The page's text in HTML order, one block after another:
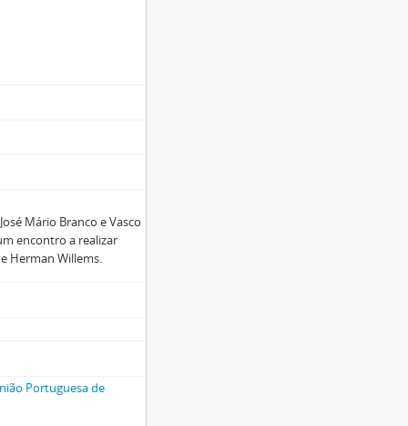
Jesus (UPAV)
Freuis (UPAV)
de Variedades
Mário Branco e Vasco
encontro a realizar
Herman Willems.
Portuguesa de